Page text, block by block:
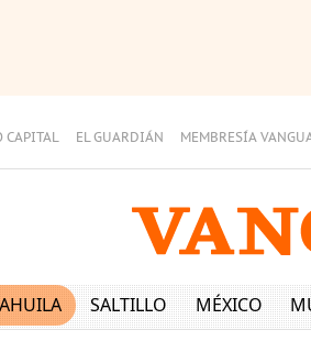
CAPITAL EL GUARDIÁN MEMBRESÍA
SALTILLO MÉXICO